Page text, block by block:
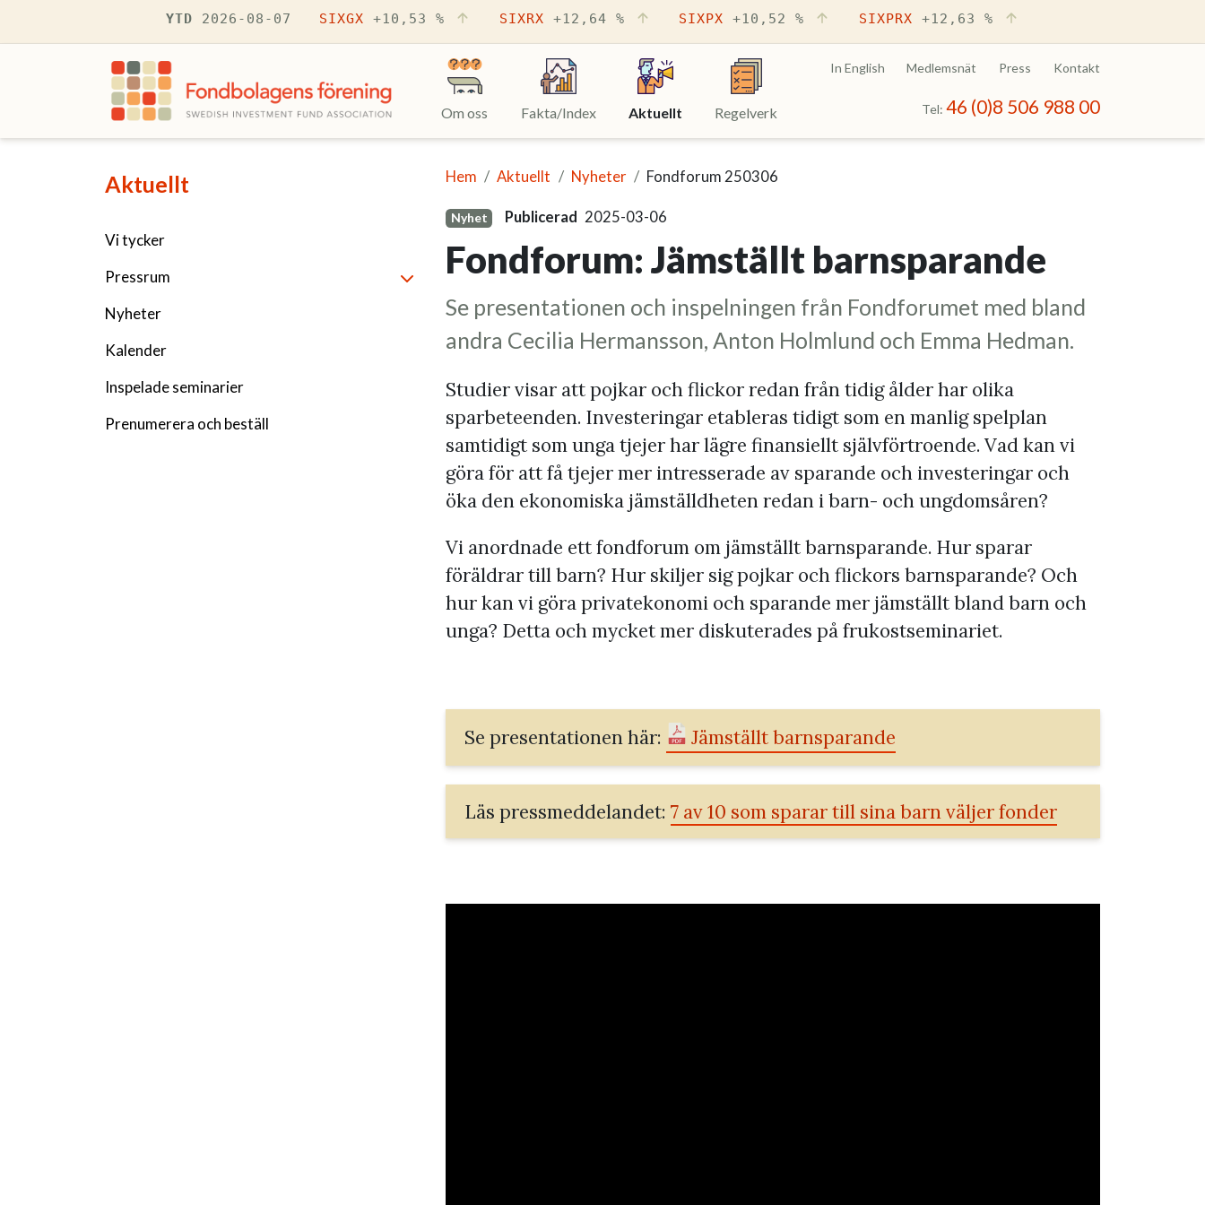
Hoppa till huvudinnehåll
YTD 2026-08-07 SIXGX +10,53 % SIXRX +12,64 % SIXPX+10,52 % SIXPRX+12,63 %
Om oss Fakta/Index Aktuellt (Aktuell sida)
Regelverk
In English Medlemsnät Press Kontakt
Tel: 46 (0)8 506 988 00
Navigering fÃ¶r Aktuellt
Aktuellt
Vi tycker
Pressrum
minimera
Nyheter
Kalender
Inspelade seminarier
Prenumerera och beställ
Hem Aktuellt Nyheter Fondforum 250306
Nyhet Publicerad 2025-03-06
Fondforum: Jämställt barnsparande
Se presentationen och inspelningen från Fondforumet med bland
andra Cecilia Hermansson, Anton Holmlund och Emma Hedman.
Studier visar att pojkar och flickor redan från tidig ålder har olika
sparbeteenden. Investeringar etableras tidigt som en manlig spelplan
samtidigt som unga tjejer har lägre finansiellt självförtroende. Vad kan vi
göra för att få tjejer mer intresserade av sparande och investeringar och
öka den ekonomiska jämställdheten redan i barn- och ungdomsåren?
Vi anordnade ett fondforum om jämställt barnsparande. Hur sparar
föräldrar till barn? Hur skiljer sig pojkar och flickors barnsparande? Och
hur kan vi göra privatekonomi och sparande mer jämställt bland barn och
unga? Detta och mycket mer diskuterades på frukostseminariet.
Se presentationen här: Jämställt barnsparande
Läs pressmeddelandet: 7 av 10 som sparar till sina barn väljer fonder